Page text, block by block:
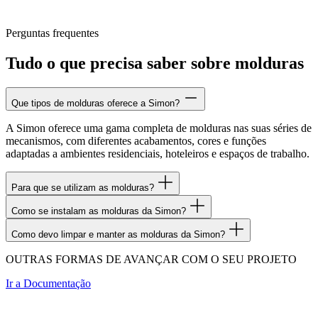
Perguntas frequentes
Tudo o que precisa saber sobre molduras
Que tipos de molduras oferece a Simon?
A Simon oferece uma gama completa de molduras nas suas séries de
mecanismos, com diferentes acabamentos, cores e funções
adaptadas a ambientes residenciais, hoteleiros e espaços de trabalho.
Para que se utilizam as molduras?
Como se instalam as molduras da Simon?
Como devo limpar e manter as molduras da Simon?
OUTRAS FORMAS DE AVANÇAR COM O SEU PROJETO
Ir a Documentação